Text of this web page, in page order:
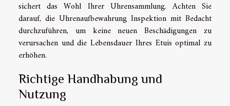
sichert das Wohl Ihrer Uhrensammlung. Achten Sie
darauf, die Uhrenaufbewahrung Inspektion mit Bedacht
durchzuführen, um keine neuen Beschädigungen zu
verursachen und die Lebensdauer Ihres Etuis optimal zu
erhöhen.
Richtige Handhabung und
Nutzung